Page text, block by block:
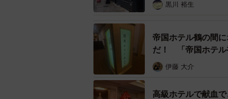
黒川 裕生
帝国ホテル鶴の間
だ！ 「帝国ホテル
伊藤 大介
高級ホテルで献血